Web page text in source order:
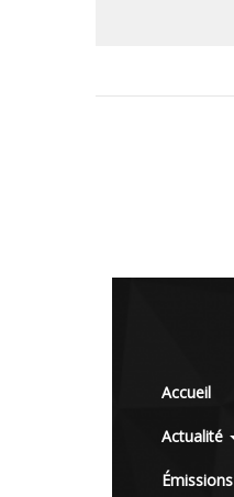
Accueil
Actualité
Émissions